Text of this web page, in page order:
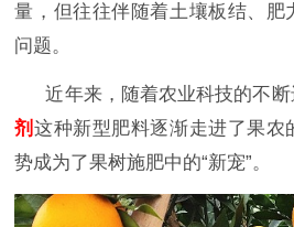
量，但往往伴随着土壤板结、肥
问题。
近年来，随着农业科技的不
剂这种新型肥料逐渐走进了果农
势成为了果树施肥中的“新宠”。